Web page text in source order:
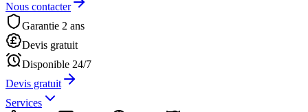
Nous contacter
Garantie 2 ans
Devis gratuit
Disponible 24/7
Devis gratuit
Services